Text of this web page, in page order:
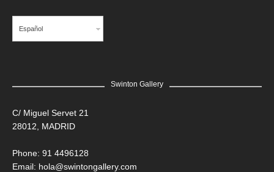
Español
Swinton Gallery
C/ Miguel Servet 21
28012, MADRID
Phone: 91 4496128
Email: hola@swintongallery.com